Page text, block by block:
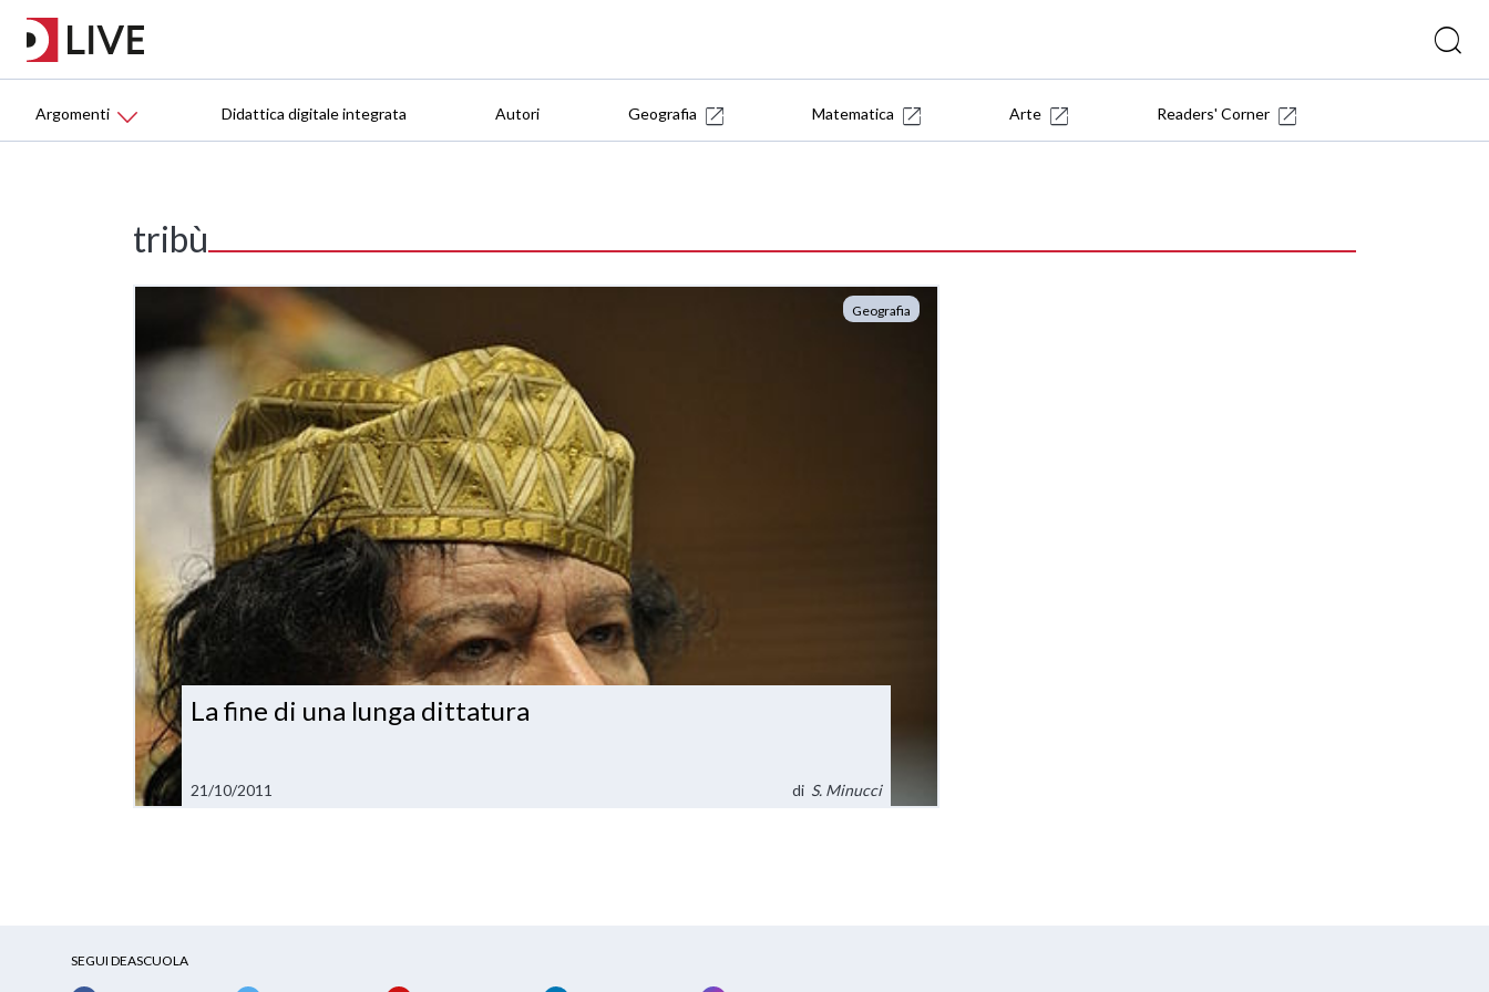
Argomenti Didattica digitale integrata Autori Geografia Matematica Arte Readers' Corner
tribù
Geografia
La fine di una lunga dittatura
21/10/2011 di S. Minucci
SEGUI DEASCUOLA